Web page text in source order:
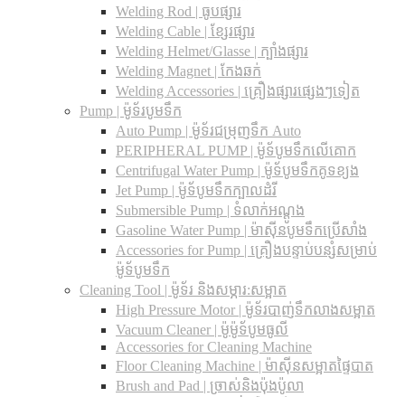
Welding Rod | ធូបផ្សារ
Welding Cable | ខ្សែរផ្សារ
Welding Helmet/Glasse | ក្បាំងផ្សារ
Welding Magnet | កែងឆក់
Welding Accessories | គ្រឿងផ្សារផ្សេងៗទៀត
Pump | ម៉ូទ័របូមទឹក
Auto Pump | ម៉ូទ័រជម្រុញទឹក Auto
PERIPHERAL PUMP | ម៉ូទ័បូមទឹកលើគោក
Centrifugal Water Pump | ម៉ូទ័បូមទឹកគូទខ្យង
Jet Pump | ម៉ូទ័បូមទឹកក្បាលដំរី
Submersible Pump | ទំលាក់អណ្តូង
Gasoline Water Pump | ម៉ាស៊ីនបូមទឹកប្រើសាំង
Accessories for Pump | គ្រឿងបន្ទាប់បន្សំសម្រាប់
ម៉ូទ័បូមទឹក
Cleaning Tool | ម៉ូទ័រ និងសម្ភារ:សម្អាត
High Pressure Motor | ម៉ូទ័របាញ់ទឹកលាងសម្អាត
Vacuum Cleaner | ម៉ូម៉ូទ័បូមធូលី
Accessories for Cleaning Machine
Floor Cleaning Machine | ម៉ាស៊ីនសម្អាតផ្ទៃបាត
Brush and Pad | ច្រាស់និងប៉ុងប៉ូលា